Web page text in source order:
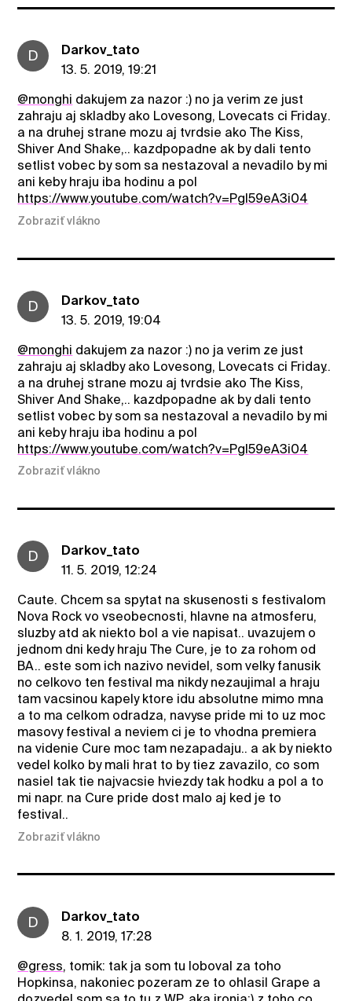
D
Darkov_tato
13. 5. 2019, 19:21
@monghi dakujem za nazor :) no ja verim ze just
zahraju aj skladby ako Lovesong, Lovecats ci Friday..
a na druhej strane mozu aj tvrdsie ako The Kiss,
Shiver And Shake,.. kazdpopadne ak by dali tento
setlist vobec by som sa nestazoval a nevadilo by mi
ani keby hraju iba hodinu a pol
https://www.youtube.com/watch?v=PgI59eA3i04
Zobraziť vlákno
D
Darkov_tato
13. 5. 2019, 19:04
@monghi dakujem za nazor :) no ja verim ze just
zahraju aj skladby ako Lovesong, Lovecats ci Friday..
a na druhej strane mozu aj tvrdsie ako The Kiss,
Shiver And Shake,.. kazdpopadne ak by dali tento
setlist vobec by som sa nestazoval a nevadilo by mi
ani keby hraju iba hodinu a pol
https://www.youtube.com/watch?v=PgI59eA3i04
Zobraziť vlákno
D
Darkov_tato
11. 5. 2019, 12:24
Caute. Chcem sa spytat na skusenosti s festivalom
Nova Rock vo vseobecnosti, hlavne na atmosferu,
sluzby atd ak niekto bol a vie napisat.. uvazujem o
jednom dni kedy hraju The Cure, je to za rohom od
BA.. este som ich nazivo nevidel, som velky fanusik
no celkovo ten festival ma nikdy nezaujimal a hraju
tam vacsinou kapely ktore idu absolutne mimo mna
a to ma celkom odradza, navyse pride mi to uz moc
masovy festival a neviem ci je to vhodna premiera
na videnie Cure moc tam nezapadaju.. a ak by niekto
vedel kolko by mali hrat to by tiez zavazilo, co som
nasiel tak tie najvacsie hviezdy tak hodku a pol a to
mi napr. na Cure pride dost malo aj ked je to
festival..
Zobraziť vlákno
D
Darkov_tato
8. 1. 2019, 17:28
@gress, tomik: tak ja som tu loboval za toho
Hopkinsa, nakoniec pozeram ze to ohlasil Grape a